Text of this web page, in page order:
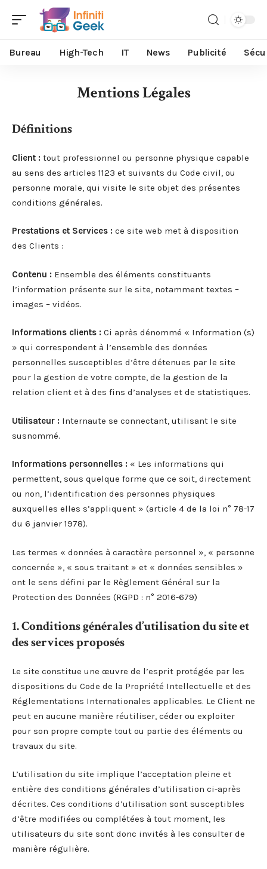
Bureau High-Tech IT News Publicité
Mentions Légales
Définitions
Client : tout professionnel ou personne physique capable
au sens des articles 1123 et suivants du Code civil, ou
personne morale, qui visite le site objet des présentes
conditions générales.
Prestations et Services : ce site web met à disposition
des Clients :
Contenu : Ensemble des éléments constituants
l’information présente sur le site, notamment textes –
images – vidéos.
Informations clients : Ci après dénommé « Information (s)
» qui correspondent à l’ensemble des données
personnelles susceptibles d’être détenues par le site
pour la gestion de votre compte, de la gestion de la
relation client et à des fins d’analyses et de statistiques.
Utilisateur : Internaute se connectant, utilisant le site
susnommé.
Informations personnelles : « Les informations qui
permettent, sous quelque forme que ce soit, directement
ou non, l’identification des personnes physiques
auxquelles elles s’appliquent » (article 4 de la loi n° 78-17
du 6 janvier 1978).
Les termes « données à caractère personnel », « personne
concernée », « sous traitant » et « données sensibles »
ont le sens défini par le Règlement Général sur la
Protection des Données (RGPD : n° 2016-679)
1. Conditions générales d’utilisation du site et
des services proposés
Le site constitue une œuvre de l’esprit protégée par les
dispositions du Code de la Propriété Intellectuelle et des
Réglementations Internationales applicables. Le Client ne
peut en aucune manière réutiliser, céder ou exploiter
pour son propre compte tout ou partie des éléments ou
travaux du site.
L’utilisation du site implique l’acceptation pleine et
entière des conditions générales d’utilisation ci-après
décrites. Ces conditions d’utilisation sont susceptibles
d’être modifiées ou complétées à tout moment, les
utilisateurs du site sont donc invités à les consulter de
manière régulière.